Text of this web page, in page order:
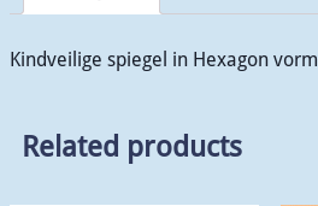
Kindveilige spiegel in Hexagon vorm
Related products